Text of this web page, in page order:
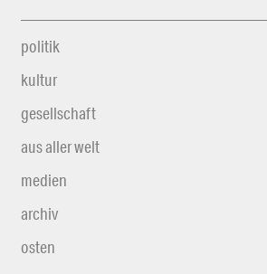
politik
kultur
gesellschaft
aus aller welt
medien
archiv
osten